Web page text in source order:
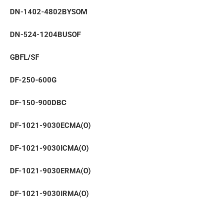
DN-1402-4802BYSOM
DN-524-1204BUSOF
GBFL/SF
DF-250-600G
DF-150-900DBC
DF-1021-9030ECMA(O)
DF-1021-9030ICMA(O)
DF-1021-9030ERMA(O)
DF-1021-9030IRMA(O)